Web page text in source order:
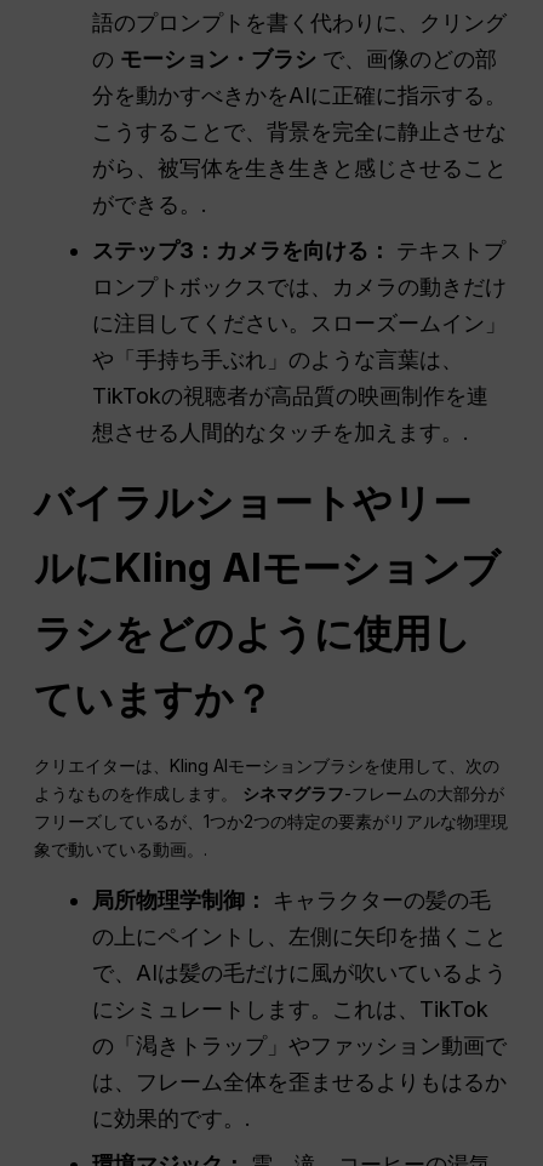
語のプロンプトを書く代わりに、クリング
の モーション・ブラシ で、画像のどの部
分を動かすべきかをAIに正確に指示する。
こうすることで、背景を完全に静止させな
がら、被写体を生き生きと感じさせること
ができる。.
ステップ3：カメラを向ける：
テキストプ
ロンプトボックスでは、カメラの動きだけ
に注目してください。スローズームイン」
や「手持ち手ぶれ」のような言葉は、
TikTokの視聴者が高品質の映画制作を連
想させる人間的なタッチを加えます。.
バイラルショートやリー
ルにKling AIモーションブ
ラシをどのように使用し
ていますか？
クリエイターは、Kling AIモーションブラシを使用して、次の
ようなものを作成します。 シネマグラフ-フレームの大部分が
フリーズしているが、1つか2つの特定の要素がリアルな物理現
象で動いている動画。.
局所物理学制御：
キャラクターの髪の毛
の上にペイントし、左側に矢印を描くこと
で、AIは髪の毛だけに風が吹いているよう
にシミュレートします。これは、TikTok
の「渇きトラップ」やファッション動画で
は、フレーム全体を歪ませるよりもはるか
に効果的です。.